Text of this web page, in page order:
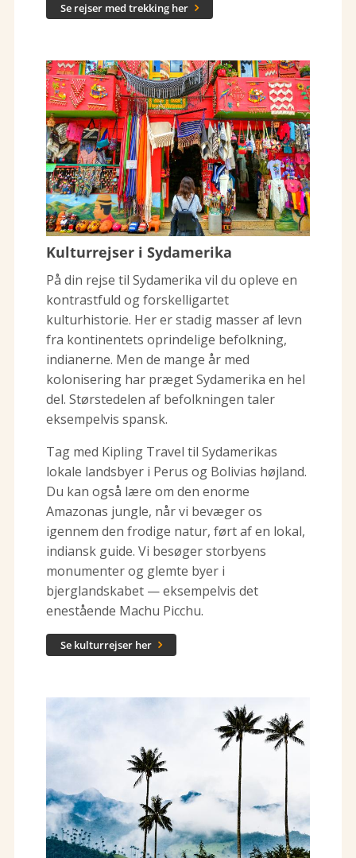
Se rejser med trekking her 
Kulturrejser i Sydamerika
På din rejse til Sydamerika vil du opleve en
kontrastfuld og forskelligartet
kulturhistorie. Her er stadig masser af levn
fra kontinentets oprindelige befolkning,
indianerne. Men de mange år med
kolonisering har præget Sydamerika en hel
del. Størstedelen af befolkningen taler
eksempelvis spansk.
Tag med Kipling Travel til Sydamerikas
lokale landsbyer i Perus og Bolivias højland.
Du kan også lære om den enorme
Amazonas jungle, når vi bevæger os
igennem den frodige natur, ført af en lokal,
indiansk guide. Vi besøger storbyens
monumenter og glemte byer i
bjerglandskabet — eksempelvis det
enestående Machu Picchu.
Se kulturrejser her 